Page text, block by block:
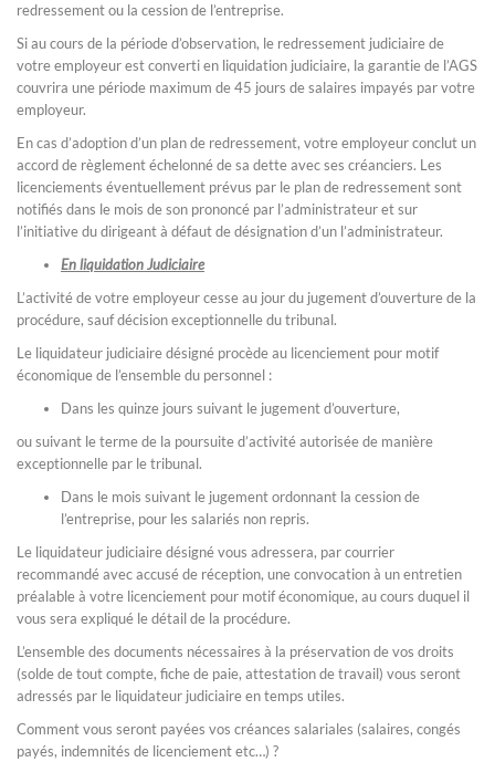
redressement ou la cession de l’entreprise.
Si au cours de la période d’observation, le redressement judiciaire de
votre employeur est converti en liquidation judiciaire, la garantie de l’AGS
couvrira une période maximum de 45 jours de salaires impayés par votre
employeur.
En cas d’adoption d’un plan de redressement, votre employeur conclut un
accord de règlement échelonné de sa dette avec ses créanciers. Les
licenciements éventuellement prévus par le plan de redressement sont
notifiés dans le mois de son prononcé par l’administrateur et sur
l’initiative du dirigeant à défaut de désignation d’un l’administrateur.
En liquidation Judiciaire
L’activité de votre employeur cesse au jour du jugement d’ouverture de la
procédure, sauf décision exceptionnelle du tribunal.
Le liquidateur judiciaire désigné procède au licenciement pour motif
économique de l’ensemble du personnel :
Dans les quinze jours suivant le jugement d’ouverture,
ou suivant le terme de la poursuite d’activité autorisée de manière
exceptionnelle par le tribunal.
Dans le mois suivant le jugement ordonnant la cession de
l’entreprise, pour les salariés non repris.
Le liquidateur judiciaire désigné vous adressera, par courrier
recommandé avec accusé de réception, une convocation à un entretien
préalable à votre licenciement pour motif économique, au cours duquel il
vous sera expliqué le détail de la procédure.
L’ensemble des documents nécessaires à la préservation de vos droits
(solde de tout compte, fiche de paie, attestation de travail) vous seront
adressés par le liquidateur judiciaire en temps utiles.
Comment vous seront payées vos créances salariales (salaires, congés
payés, indemnités de licenciement etc…) ?